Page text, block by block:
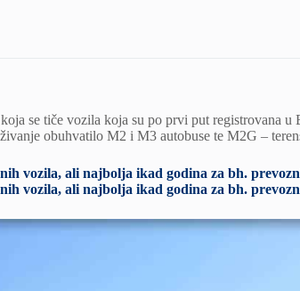
se tiče vozila koja su po prvi put registrovana
obuhvatilo M2 i M3 autobuse te M2G –
vozila, ali najbolja ikad godina za bh.
vozila, ali najbolja ikad godina za bh.